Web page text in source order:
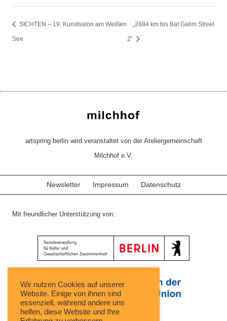
SICHTEN – 19. Kunstsalon am Weißen
See
„2884 km bis Bat Galim Street
2”
artspring berlin wird veranstaltet von der Ateliergemeinschaft
Milchhof e.V.
Newsletter Impressum Datenschutz
Mit freundlicher Unterstützung von:
Wir nutzen Cookies auf unserer
Website. Einige von ihnen sind
essenziell, während andere uns
helfen, diese Website und Ihre